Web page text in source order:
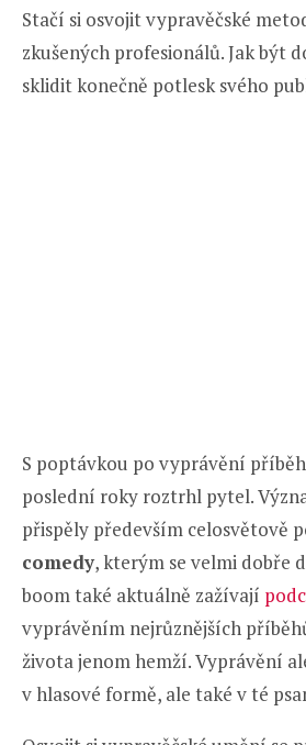
Stačí si osvojit vypravěčské
zkušených profesionálů. Jak být
sklidit konečně potlesk svého
S poptávkou po vyprávění
poslední roky roztrhl pytel.
přispěly především celosvětově
comedy, kterým se velmi dobře
boom také aktuálně zažívají
vyprávěním nejrůznějších
života jenom hemží. Vyprávění
v hlasové formě, ale také v té